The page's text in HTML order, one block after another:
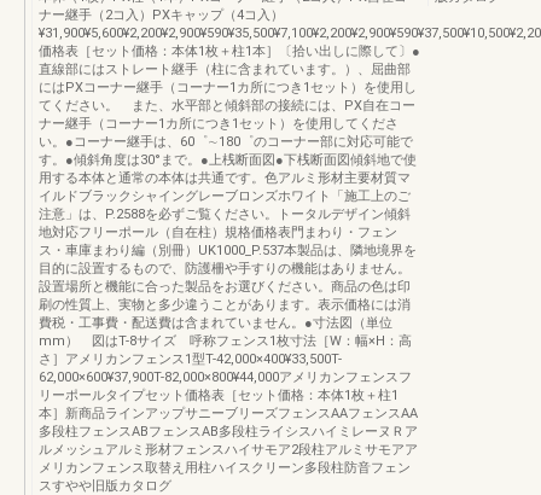
ナー継手（2コ入）PXキャップ（4コ入）
価格表［セット価格：本体1枚＋柱1本］〔拾い出しに際して〕●
直線部にはストレート継手（柱に含まれています。）、屈曲部
にはPXコーナー継手（コーナー1カ所につき1セット）を使用し
てください。 また、水平部と傾斜部の接続には、PX自在コー
ナー継手（コーナー1カ所につき1セット）を使用してくださ
い。●コーナー継手は、60゜∼180゜のコーナー部に対応可能で
す。●傾斜角度は30°まで。●上桟断面図●下桟断面図傾斜地で使
用する本体と通常の本体は共通です。色アルミ形材主要材質マ
イルドブラックシャイングレーブロンズホワイト「施工上のご
注意」は、P.2588を必ずご覧ください。トータルデザイン傾斜
地対応フリーポール（自在柱）規格価格表門まわり・フェン
ス・車庫まわり編（別冊）UK1000_P.537本製品は、隣地境界を
目的に設置するもので、防護柵や手すりの機能はありません。
設置場所と機能に合った製品をお選びください。商品の色は印
刷の性質上、実物と多少違うことがあります。表示価格には消
費税・工事費・配送費は含まれていません。●寸法図（単位
mm） 図はT-8サイズ 呼称フェンス1枚寸法［W：幅×H：高
さ］アメリカンフェンス1型T-42,000×400¥33,500T-
62,000×600¥37,900T-82,000×800¥44,000アメリカンフェンスフ
リーポールタイプセット価格表［セット価格：本体1枚＋柱1
本］新商品ラインアップサニーブリーズフェンスAAフェンスAA
多段柱フェンスABフェンスAB多段柱ライシスハイミレーヌＲア
ルメッシュアルミ形材フェンスハイサモア2段柱アルミサモアア
メリカンフェンス取替え用柱ハイスクリーン多段柱防音フェン
スすやや旧版カタログ